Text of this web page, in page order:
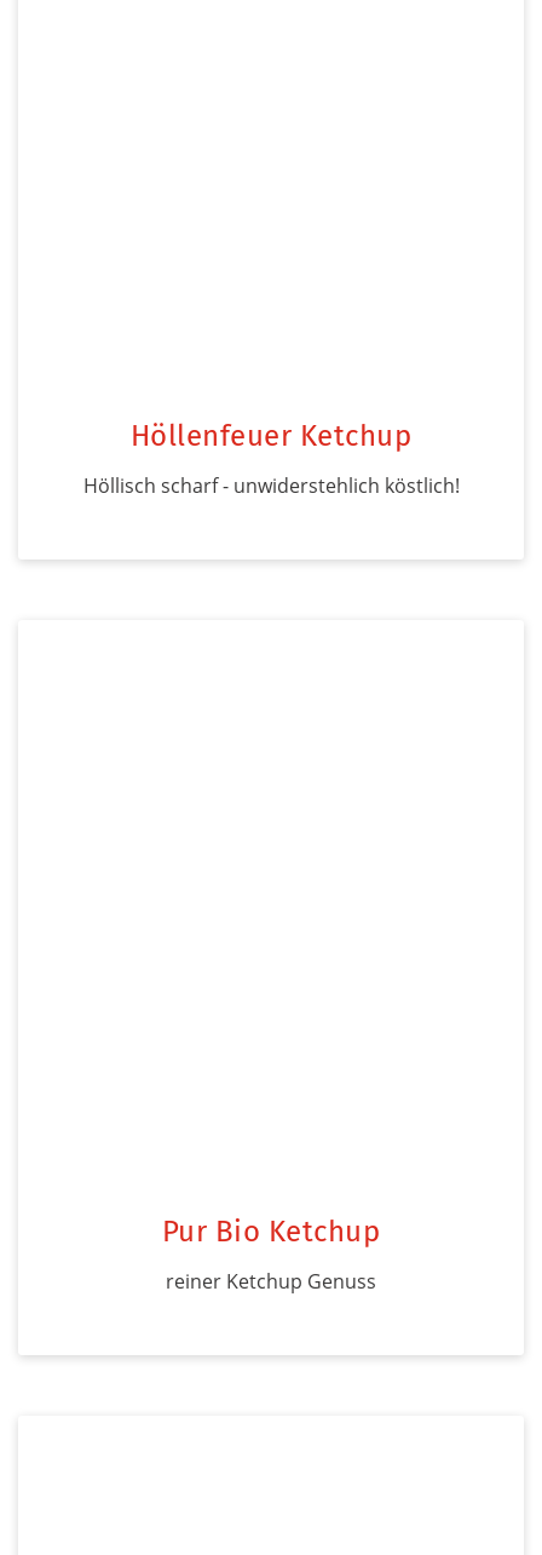
Höllenfeuer Ketchup
Höllisch scharf - unwiderstehlich köstlich!
Pur Bio Ketchup
reiner Ketchup Genuss